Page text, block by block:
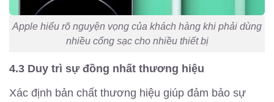
Apple hiểu rõ nguyện vọng của khách hàng khi phải dùng
nhiều cổng sạc cho nhiều thiết bị
4.3 Duy trì sự đồng nhất thương hiệu
Xác định bản chất thương hiệu giúp đảm bảo sự